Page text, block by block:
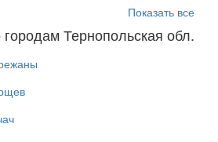
Показать все
Тернопольская обл.